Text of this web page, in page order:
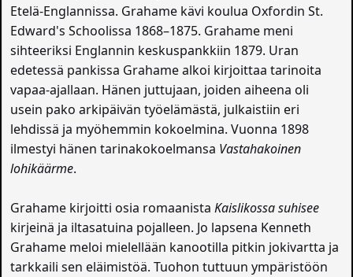
Etelä-Englannissa. Grahame kävi koulua Oxfordin St.
Edward's Schoolissa 1868–1875. Grahame meni
sihteeriksi Englannin keskuspankkiin 1879. Uran
edetessä pankissa Grahame alkoi kirjoittaa tarinoita
vapaa-ajallaan. Hänen juttujaan, joiden aiheena oli
usein pako arkipäivän työelämästä, julkaistiin eri
lehdissä ja myöhemmin kokoelmina. Vuonna 1898
ilmestyi hänen tarinakokoelmansa Vastahakoinen
lohikäärme.
Grahame kirjoitti osia romaanistaKaislikossa suhisee
kirjeinä ja iltasatuina pojalleen. Jo lapsena Kenneth
Grahame meloi mielellään kanootilla pitkin jokivartta ja
tarkkaili sen eläimistöä. Tuohon tuttuun ympäristöön